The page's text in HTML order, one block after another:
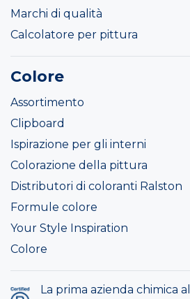
Marchi di qualità
Calcolatore per pittura
Colore
Assortimento
Clipboard
Ispirazione per gli interni
Colorazione della pittura
Distributori di coloranti Ralston
Formule colore
Your Style Inspiration
Colore
La prima azienda chimica